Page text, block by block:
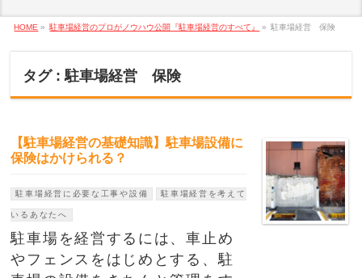
HOME » 駐車場経営のプロがノウハウ公開『駐車場経営のすべて』 » 駐車場経営 保険
タグ : 駐車場経営 保険
【駐車場経営の基礎知識】駐車場設備に
保険はかけられる？
駐車場経営に必要な工事や設備 駐車場経営を考えて
いるあなたへ
駐車場を経営するには、車止め
やフェンスをはじめとする、駐